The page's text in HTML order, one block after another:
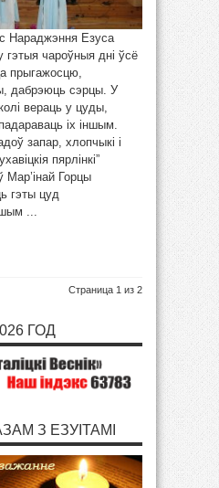
Нараджэння Езуса
чароўныя дні ўсё
прыгажосцю,
дабрэюць сэрцы. У
вераць у цуды,
іх іншым.
запар, хлопчыкі і
пярлінкі”
Мар’інай Горцы
гэты цуд
...
Страница 1 из 2
ГОД
З ЕЗУІТАМІ